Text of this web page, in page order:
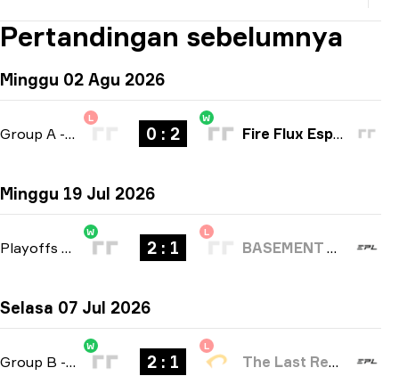
Pertandingan sebelumnya
Minggu 02 Agu 2026
Group A - bo3
L
0 : 2
W
Fire Flux Esports
Minggu 19 Jul 2026
Playoffs bo3
W
2 : 1
L
BASEMENT BOYS
Selasa 07 Jul 2026
Group B - bo3
W
2 : 1
L
The Last Resort